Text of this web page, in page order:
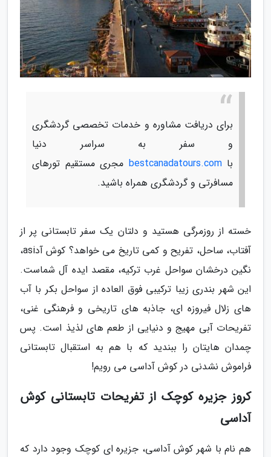
برای دریافت مشاوره و خدمات تخصصی گردشگری
و سفر به سراسر دنیا
باbestcanadatours.com مجری مستقیم تورهای
مسافرتی و گردشگری همراه باشید.
خسته از روزمرگی هستید و دلتان یک سفر تابستانی پر از
آفتاب، ساحل، تفریح و کمی تاریخ می خواهد؟ کوش آدasi،
نگین درخشان سواحل غرب ترکیه، مقصد ایده آل شماست.
این شهر بندری زیبا ترکیبی فوق العاده از سواحل بکر با آب
های زلال فیروزه ای، جاذبه های تاریخی و فرهنگی غنی،
تفریحات آبی مهیج و دنیایی از طعم های لذیذ است. پس
چمدان هایتان را ببندید که با هم به استقبال تابستانی
فراموش نشدنی در کوش آداسی می رویم!
کروز جزیره کوچک از تفریحات تابستانی کوش
آداسی
هم نام با شهر کوش آداسی، جزیره ای کوچک وجود دارد که